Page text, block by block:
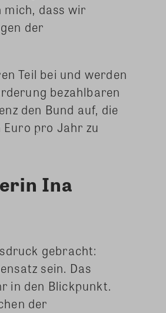
dass wir
der
Teil bei und werden
bezahlbaren
den Bund auf, die
pro Jahr zu
Ina
gebracht:
sein. Das
in den Blickpunkt.
der